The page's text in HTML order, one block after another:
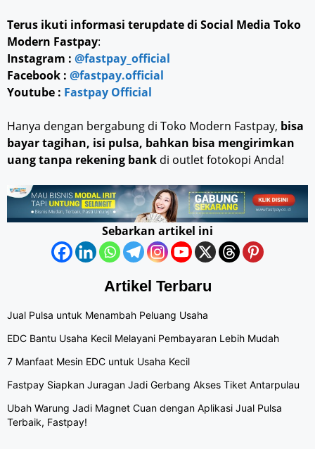
Terus ikuti informasi terupdate di Social Media Toko
Modern Fastpay:
Instagram : @fastpay_official
Facebook : @fastpay.official
Youtube : Fastpay Official
Hanya dengan bergabung di Toko Modern Fastpay, bisa
bayar tagihan, isi pulsa, bahkan bisa mengirimkan
uang tanpa rekening bank di outlet fotokopi Anda!
Sebarkan artikel ini
Artikel Terbaru
Jual Pulsa untuk Menambah Peluang Usaha
EDC Bantu Usaha Kecil Melayani Pembayaran Lebih Mudah
7 Manfaat Mesin EDC untuk Usaha Kecil
Fastpay Siapkan Juragan Jadi Gerbang Akses Tiket Antarpulau
Ubah Warung Jadi Magnet Cuan dengan Aplikasi Jual Pulsa
Terbaik, Fastpay!